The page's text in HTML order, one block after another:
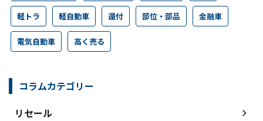
軽トラ 軽自動車 還付 部位・部品 金融車
電気自動車 高く売る
コラムカテゴリー
リセール